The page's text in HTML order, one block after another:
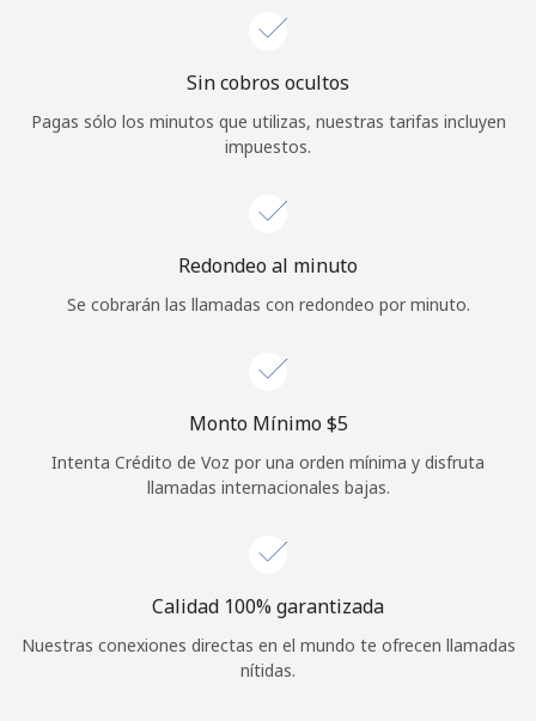
Iniciar Sesión
Continuar con
Sin cobros ocultos
Pagas sólo los minutos que utilizas, nuestras tarifas incluyen
impuestos.
Redondeo al minuto
Se cobrarán las llamadas con redondeo por minuto.
Monto Mínimo ⁦$5⁩
Intenta Crédito de Voz por una orden mínima y disfruta
llamadas internacionales bajas.
Calidad 100% garantizada
Nuestras conexiones directas en el mundo te ofrecen llamadas
nítidas.